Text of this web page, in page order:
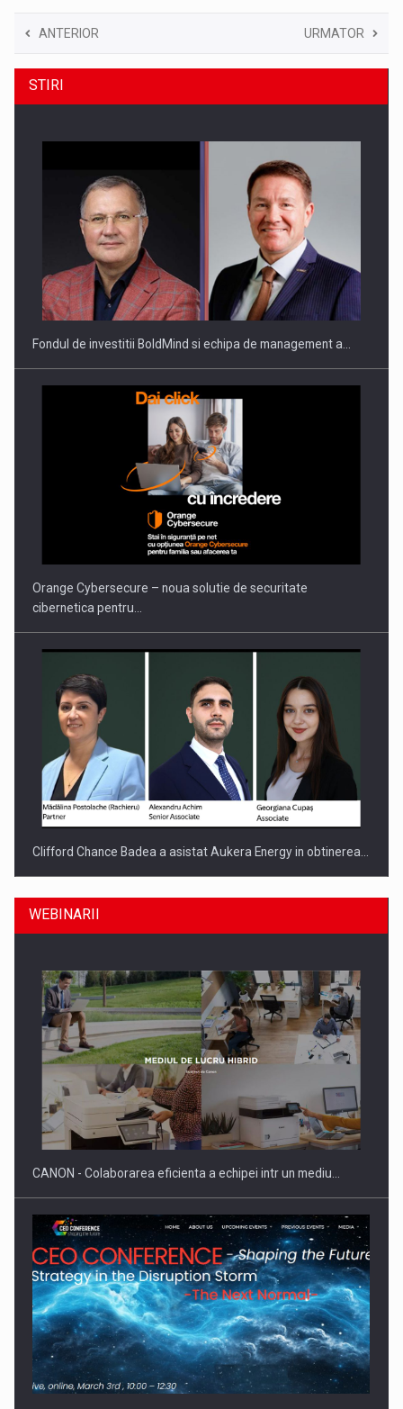
ANTERIOR URMATOR
STIRI
Fondul de investitii BoldMind si echipa de management a…
Orange Cybersecure – noua solutie de securitate
cibernetica pentru…
Clifford Chance Badea a asistat Aukera Energy in obtinerea…
SAPTE PERSONALITATI DIN MEDIUL DE AFACERI, ACADEMIC
SI INSTITUTIONAL…
Hard Enduro Piatra Craiului 2026, fueled by benzinariile RO…
WEBINARII
CANON - Colaborarea eficienta a echipei intr un mediu…